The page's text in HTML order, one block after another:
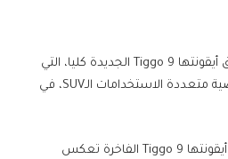
أعلنت شركة شيري عن إطلاق أيقونتها Tiggo 9 الجديدة كليا، التي
تنتمي إلى فئة السيارات الرياضية متعددة الاستخدامات الـSUV، في
وأوضحت الشركة الصينية أن أيقونتها Tiggo 9 الفاخرة تعكس